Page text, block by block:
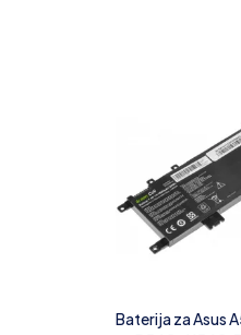
Baterija za Asus